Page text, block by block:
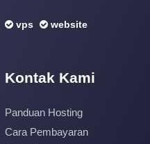
vps website
Kontak Kami
Panduan Hosting
Cara Pembayaran